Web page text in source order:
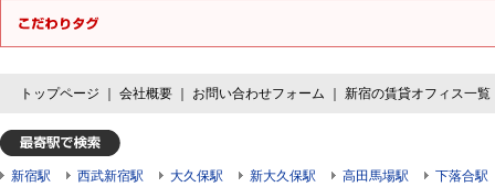
トップページ 会社概要 お問い合わせフォーム 新宿の賃貸オフィス一覧
新宿駅 西武新宿駅 大久保駅 新大久保駅 高田馬場駅
下落合駅